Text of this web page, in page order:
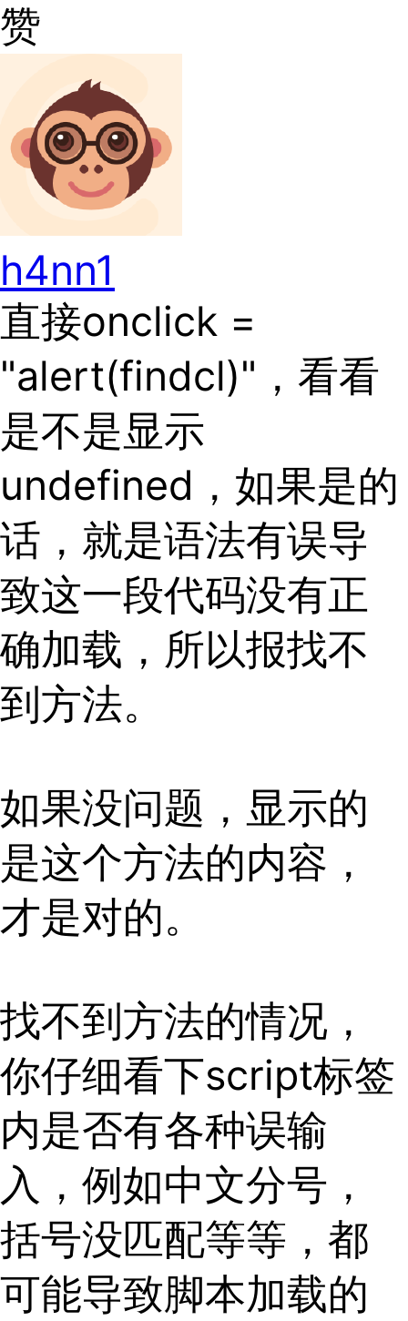
赞
h4nn1
直接onclick =
"alert(findcl)"，看看
是不是显示
undefined，如果是的
话，就是语法有误导
致这一段代码没有正
确加载，所以报找不
到方法。
如果没问题，显示的
是这个方法的内容，
才是对的。
找不到方法的情况，
你仔细看下script标签
内是否有各种误输
入，例如中文分号，
括号没匹配等等，都
可能导致脚本加载的